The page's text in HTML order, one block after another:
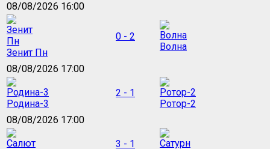
08/08/2026 16:00
Зенит Пн
0 - 2
Волна
08/08/2026 17:00
Родина-3
2 - 1
Ротор-2
08/08/2026 17:00
3 - 1